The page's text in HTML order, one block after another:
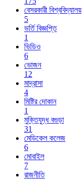
বেসরকারী বিশ্ববিদ্যালয়
5
ভর্তি বিজ্ঞপ্তি
1
ভিডিও
6
ভোজন
12
মাদ্রাসা
4
মিষ্টির দোকান
1
মুক্তিযুদ্ধ বগুড়া
31
মেডিকেল কলেজ
6
মোবাইল
7
রাজনীতি